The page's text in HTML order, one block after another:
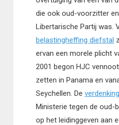
die ook oud-voorzitter
Libertarische Partij was.
belastingheffing diefstal
ervan een morele plicht
2001 begon HJC
zetten in Panama en
Seychellen. De
Ministerie tegen de oud-
op het leidinggeven aan